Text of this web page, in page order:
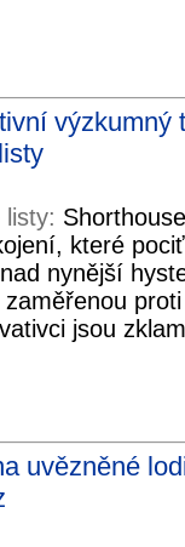
výzkumný
listy:
které
nynější
zaměřenou
jsou
uvězněné